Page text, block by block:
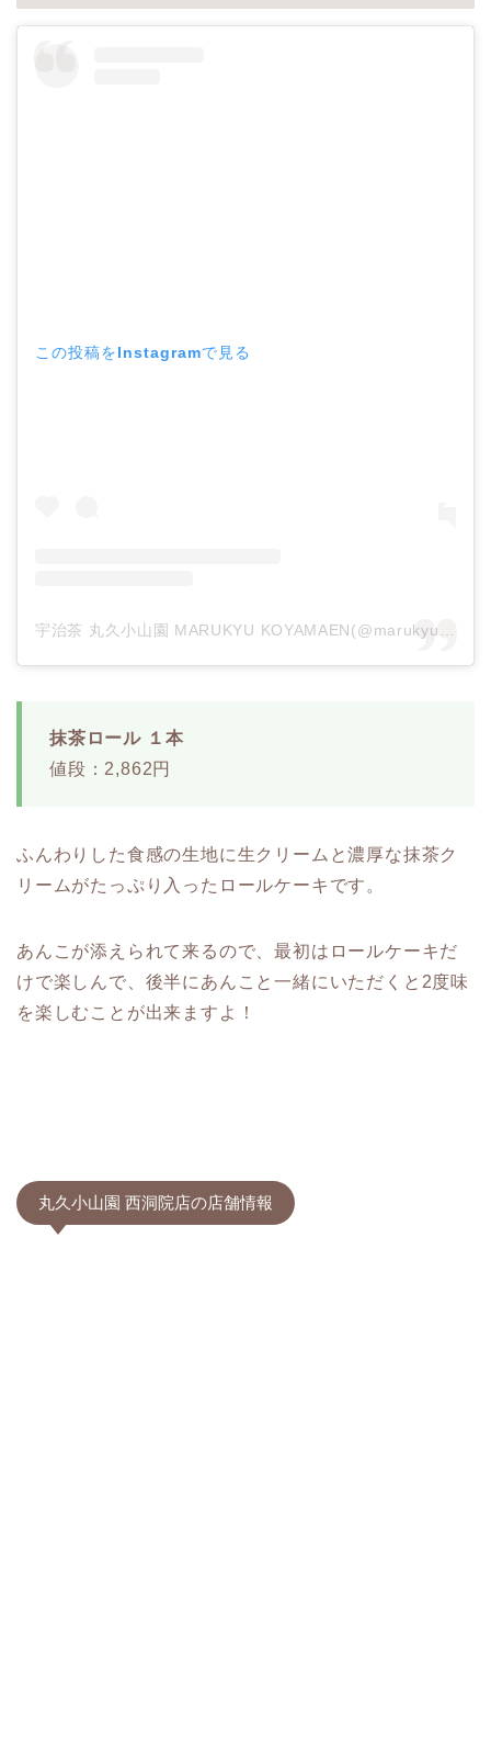
この投稿をInstagramで見る
抹茶ロール １本
値段：2,862円
ふんわりした食感の生地に生クリームと濃厚な抹茶ク
リームがたっぷり入ったロールケーキです。
あんこが添えられて来るので、最初はロールケーキだ
けで楽しんで、後半にあんこと一緒にいただくと2度味
を楽しむことが出来ますよ！
丸久小山園 西洞院店の店舗情報